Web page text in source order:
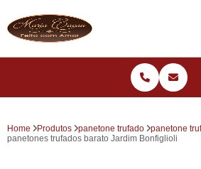
Home Produtos panetone trufado
panetone
panetones trufados barato Jardim Bonfiglioli